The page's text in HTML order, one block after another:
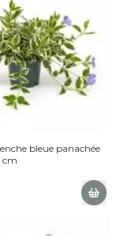
bleue panachée
cm